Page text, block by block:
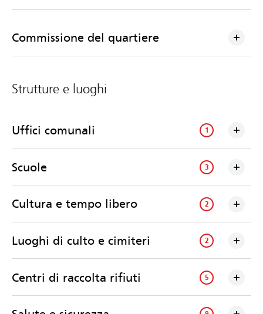
Commissione del quartiere
Strutture e luoghi
Uffici comunali 1
Scuole 3
Cultura e tempo libero 2
Luoghi di culto e cimiteri 2
Centri di raccolta rifiuti 5